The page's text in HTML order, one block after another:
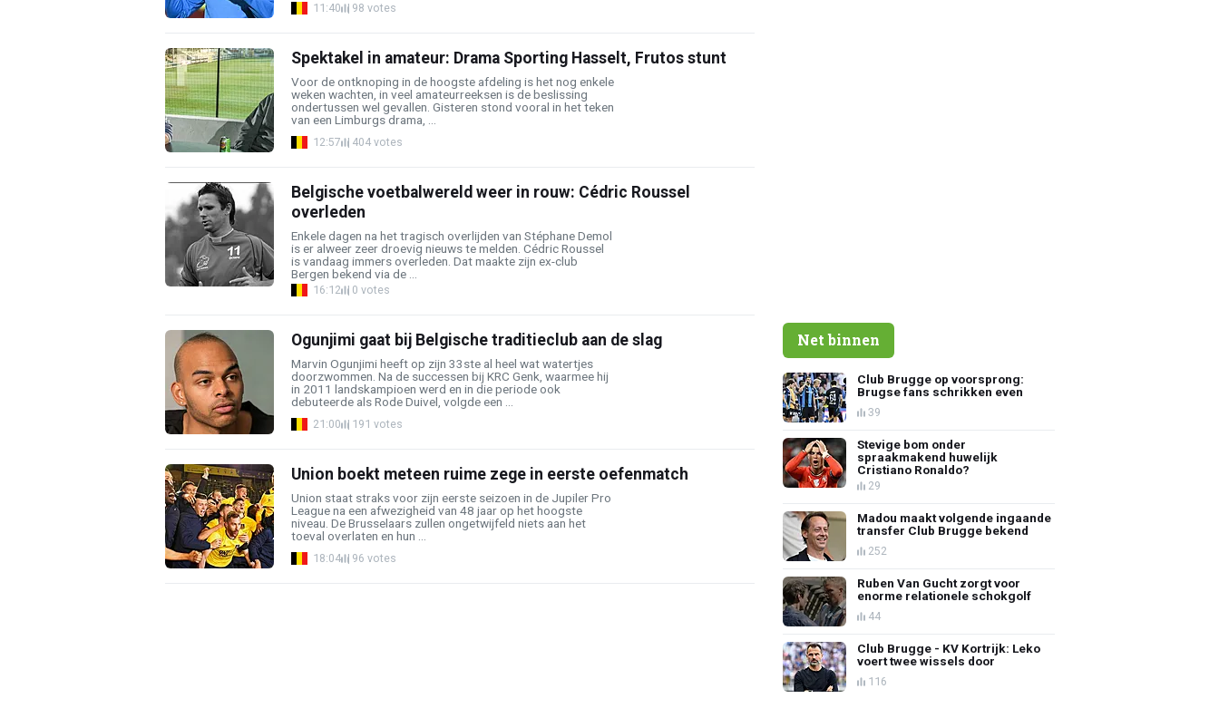
11:40 98 votes
Spektakel in amateur: Drama Sporting Hasselt, Frutos stunt
Voor de ontknoping in de hoogste afdeling is het nog enkele
weken wachten, in veel amateurreeksen is de beslissing
ondertussen wel gevallen. Gisteren stond vooral in het teken
van een Limburgs drama, ...
12:57 404 votes
Belgische voetbalwereld weer in rouw: Cédric Roussel
overleden
Enkele dagen na het tragisch overlijden van Stéphane Demol
is er alweer zeer droevig nieuws te melden. Cédric Roussel
is vandaag immers overleden. Dat maakte zijn ex-club
Bergen bekend via de ...
16:12 0 votes
Ogunjimi gaat bij Belgische traditieclub aan de slag
Marvin Ogunjimi heeft op zijn 33ste al heel wat watertjes
doorzwommen. Na de successen bij KRC Genk, waarmee hij
in 2011 landskampioen werd en in die periode ook
debuteerde als Rode Duivel, volgde een ...
21:00 191 votes
Union boekt meteen ruime zege in eerste oefenmatch
Union staat straks voor zijn eerste seizoen in de Jupiler Pro
League na een afwezigheid van 48 jaar op het hoogste
niveau. De Brusselaars zullen ongetwijfeld niets aan het
toeval overlaten en hun ...
18:04 96 votes
Net binnen
Club Brugge op voorsprong:
Brugse fans schrikken even
39
Stevige bom onder
spraakmakend huwelijk
Cristiano Ronaldo?
29
Madou maakt volgende ingaande
transfer Club Brugge bekend
252
Ruben Van Gucht zorgt voor
enorme relationele schokgolf
44
Club Brugge - KV Kortrijk: Leko
voert twee wissels door
116